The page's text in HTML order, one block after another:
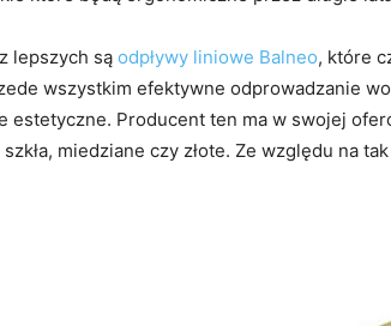
lepszych są odpływy liniowe Balneo, które
wszystkim efektywne odprowadzanie
estetyczne. Producent ten ma w swojej
miedziane czy złote. Ze względu na